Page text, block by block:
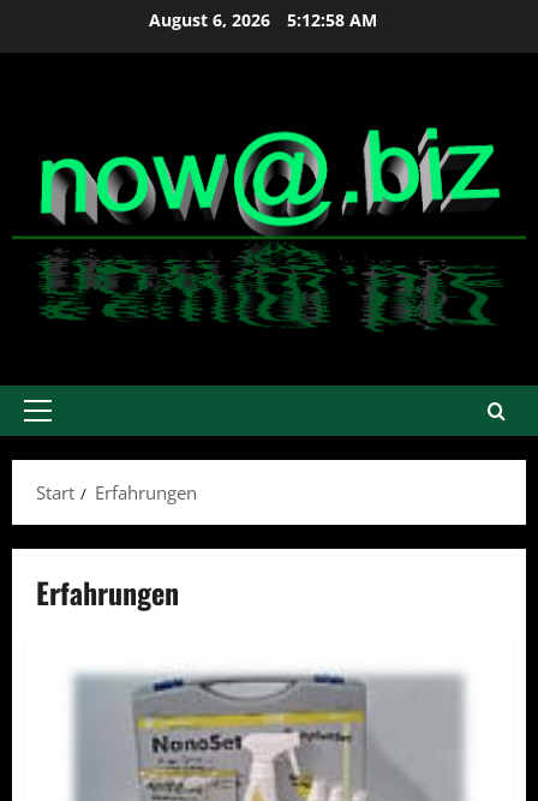
August 6, 2026 5:12:59 AM
Primäres
Start
Erfahrungen
Erfahrungen